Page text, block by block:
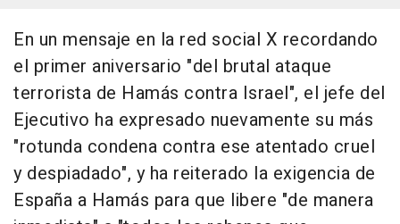
En un mensaje en la red social X recordando
el primer aniversario "del brutal ataque
terrorista de Hamás contra Israel", el jefe del
Ejecutivo ha expresado nuevamente su más
"rotunda condena contra ese atentado cruel
y despiadado", y ha reiterado la exigencia de
España a Hamás para que libere "de manera